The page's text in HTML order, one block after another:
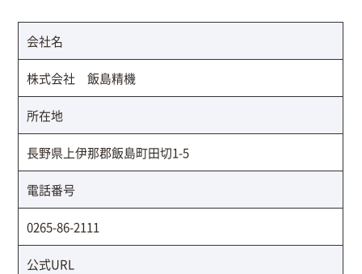
会社名
株式会社 飯島精機
所在地
長野県上伊那郡飯島町田切1-5
電話番号
0265-86-2111
公式URL